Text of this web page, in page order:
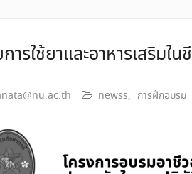
รใช้ยาและอาหารเสริมใน
newss, การฝึกอบรม